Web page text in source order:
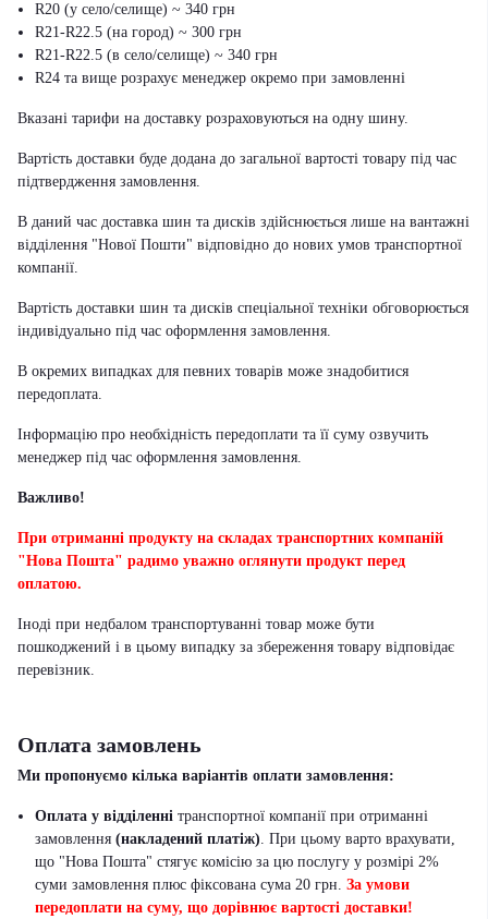
R20 (у село/селище) ~ 340 грн
R21-R22.5 (на город) ~ 300 грн
R21-R22.5 (в село/селище) ~ 340 грн
R24 та вище розрахує менеджер окремо при замовленні
Вказані тарифи на доставку розраховуються на одну шину.
Вартість доставки буде додана до загальної вартості товару під час
підтвердження замовлення.
В даний час доставка шин та дисків здійснюється лише на вантажні
відділення "Нової Пошти" відповідно до нових умов транспортної
компанії.
Вартість доставки шин та дисків спеціальної техніки обговорюється
індивідуально під час оформлення замовлення.
В окремих випадках для певних товарів може знадобитися
передоплата.
Інформацію про необхідність передоплати та її суму озвучить
менеджер під час оформлення замовлення.
Важливо!
При отриманні продукту на складах транспортних компаній
"Нова Пошта" радимо уважно оглянути продукт перед
оплатою.
Іноді при недбалом транспортуванні товар може бути
пошкоджений і в цьому випадку за збереження товару відповідає
перевізник.
Оплата замовлень
Ми пропонуємо кілька варіантів оплати замовлення:
Оплата у відділенні транспортної компанії при отриманні
замовлення (накладений платіж). При цьому варто врахувати,
що "Нова Пошта" стягує комісію за цю послугу у розмірі 2%
суми замовлення плюс фіксована сума 20 грн. За умови
передоплати на суму, що дорівнює вартості доставки!